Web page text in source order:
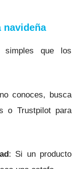
navideña
simples que los
conoces, busca
o Trustpilot para
: Si un producto